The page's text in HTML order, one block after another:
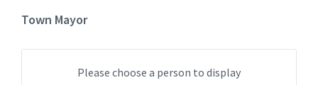
Town Mayor
Please choose a person to display